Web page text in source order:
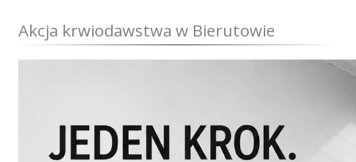
Akcja krwiodawstwa w Bierutowie